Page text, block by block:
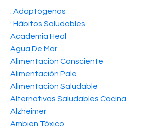
: Adaptógenos
: Hábitos Saludables
Academia Heal
Agua De Mar
Alimentación Consciente
Alimentación Pale
Alimentación Saludable
Alternativas Saludables Cocina
Alzheimer
Ambien Tóxico